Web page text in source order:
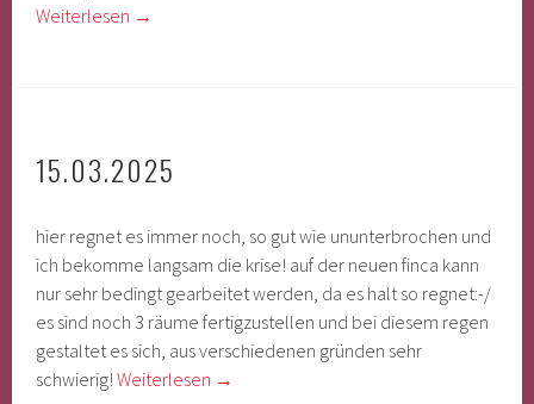
Weiterlesen →
15.03.2025
hier regnet es immer noch, so gut wie ununterbrochen und
ich bekomme langsam die krise! auf der neuen finca kann
nur sehr bedingt gearbeitet werden, da es halt so regnet:-/
es sind noch 3 räume fertigzustellen und bei diesem regen
gestaltet es sich, aus verschiedenen gründen sehr
schwierig!Weiterlesen →